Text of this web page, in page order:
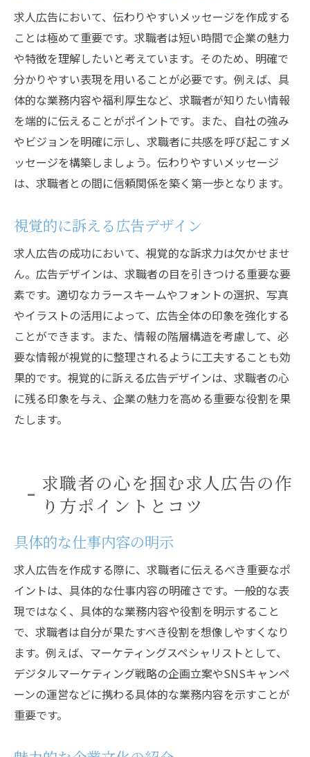
採用プロセスの透明性
面接のポイントとコツ
内定者フォローの重要性
求職者のモチベーション維持
離職率を低減する方法
採用後の研修とサポート体制
効果的な求人広告を作るための具体的なテクニ
ックと戦略
広告キャンペーンの設計
モバイルフレンドリーなデザイン
地域別のターゲティング
多言語対応の広告
リターゲティングの活用
求人広告において、伝わりやすいメッセージを作成する
ことは極めて重要です。求職者は短い時間で企業の魅力
や特徴を理解したいと考えています。そのため、明確で
分かりやすい表現を用いることが必要です。例えば、具
体的な業務内容や福利厚生など、求職者が知りたい情報
を端的に伝えることがポイントです。また、自社の強み
やビジョンを明確に示し、求職者に共感を呼び起こすメ
ッセージを構築しましょう。伝わりやすいメッセージ
は、求職者との間に信頼関係を築く第一歩となります。
視覚的に訴える広告デザイン
求人広告の成功において、視覚的な訴求力は欠かせませ
ん。広告デザインは、求職者の目を引きつける重要な要
素です。適切なカラースキームやフォントの選択、写真
やイラストの活用によって、広告全体の印象を強化する
ことができます。また、情報の階層構造を考慮して、必
要な情報が視覚的に整理されるように工夫することも効
果的です。視覚的に訴える広告デザインは、求職者の心
に残る印象を与え、企業の魅力を高める重要な役割を果
たします。
求職者の心を掴む求人広告の作
り方ポイントとコツ
具体的な仕事内容の明示
求人広告を作成する際に、求職者に伝えるべき重要なポ
イントは、具体的な仕事内容の明確さです。一般的な表
現ではなく、具体的な業務内容や役割を明示すること
で、求職者は自分が果たすべき役割を想像しやすくなり
ます。例えば、マーケティングスペシャリストとして、
デジタルマーケティング戦略の企画立案やSNSキャンペ
ーンの運営などに携わる具体的な業務内容を示すことが
重要です。